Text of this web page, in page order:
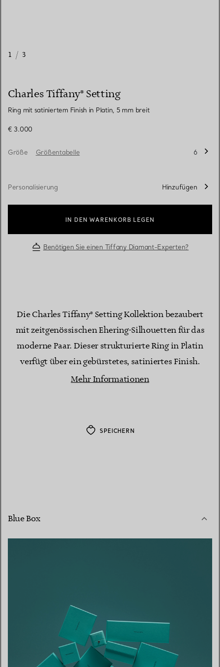
1 / 3
Charles Tiffany® Setting
Ring mit satiniertem Finish in Platin, 5 mm breit
€ 3.000
Größe Größentabelle 6
Personalisierung Hinzufügen
IN DEN WARENKORB LEGEN
Benötigen Sie einen Tiffany Diamant-Experten?
Die Charles Tiffany® Setting Kollektion bezaubert
mit zeitgenössischen Ehering-Silhouetten für das
moderne Paar. Dieser strukturierte Ring in Platin
verfügt über ein gebürstetes, satiniertes Finish.
Mehr Informationen
SPEICHERN
Blue Box